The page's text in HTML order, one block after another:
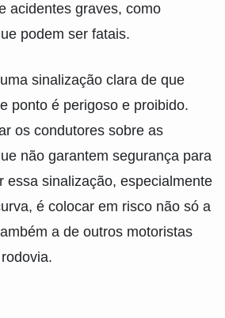
acidentes graves, como
podem ser fatais.
sinalização clara de que
ponto é perigoso e proibido.
os condutores sobre as
não garantem segurança para
essa sinalização, especialmente
é colocar em risco não só a
a de outros motoristas